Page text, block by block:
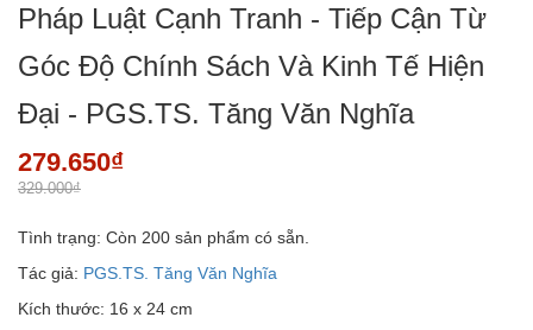
Pháp Luật Cạnh Tranh - Tiếp Cận Từ
Góc Độ Chính Sách Và Kinh Tế Hiện
Đại - PGS.TS. Tăng Văn Nghĩa
279.650₫
329.000₫
Tình trạng: Còn 200 sản phẩm có sẵn.
Tác giả: PGS.TS. Tăng Văn Nghĩa
Kích thước: 16 x 24 cm